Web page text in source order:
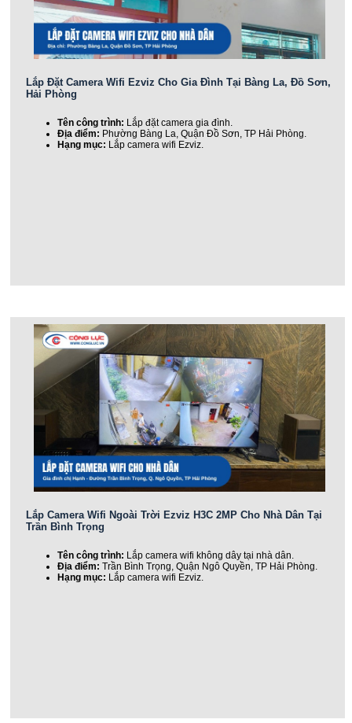
Lắp Đặt Camera Wifi Ezviz Cho Gia Đình Tại Bàng La, Đồ Sơn,
Hải Phòng
Tên công trình: Lắp đặt camera gia đình.
Địa điểm: Phường Bàng La, Quận Đồ Sơn, TP Hải Phòng.
Hạng mục: Lắp camera wifi Ezviz.
Lắp Camera Wifi Ngoài Trời Ezviz H3C 2MP Cho Nhà Dân Tại
Trần Bình Trọng
Tên công trình: Lắp camera wifi không dây tại nhà dân.
Địa điểm:Trần Bình Trọng, Quận Ngô Quyền, TP Hải Phòng.
Hạng mục: Lắp camera wifi Ezviz.